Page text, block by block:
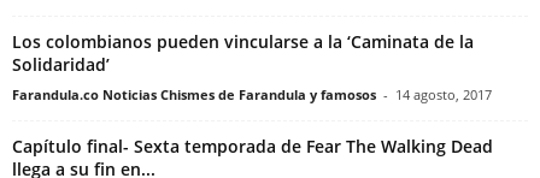
Los colombianos pueden vincularse a la ‘Caminata de la
Solidaridad’
Farandula.co Noticias Chismes de Farandula y famosos - 14 agosto, 2017
Capítulo final- Sexta temporada de Fear The Walking Dead
llega a su fin en...